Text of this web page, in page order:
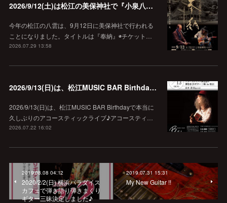
2026/9/12(土)は松江の美保神社で『小泉八雲朗読のしらべ』
今年の松江の八雲は、9月12日に美保神社で行われる
ことになりました。タイトルは『奉納』◉チケット…
2026.07.29 13:58
2026/9/13(日)は、松江MUSIC BAR Birthdayでアコースティック弾き語り弾きまくりギター三昧♪
2026/9/13(日)は、松江MUSIC BAR Birthdayで本当に
久しぶりのアコースティックライブ♪アコースティ…
2026.07.22 16:02
2019.08.08 04:12
2020/2/2(日) 横浜パラダイス
カフェで弾き語り弾きまくり
ギター三昧決定しました♪
2019.07.31 15:31
My New Guitar !!